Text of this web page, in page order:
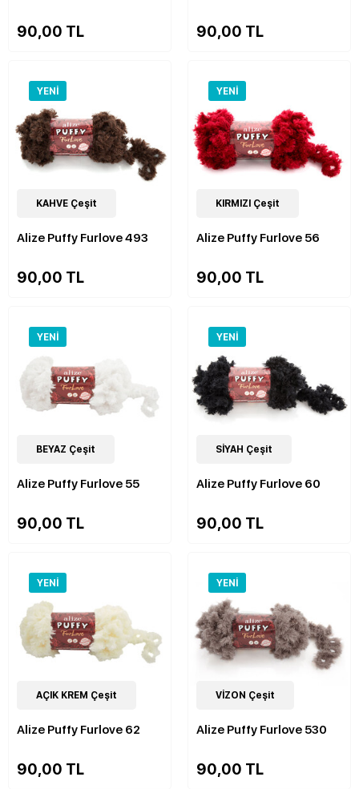
90,00 TL 90,00 TL
YENI
9Çeşit
KAHVE Çeşit
Alize Puffy Furlove 493
90,00 TL
YENI
9 Çeşit
KIRMIZI Çeşit
Alize Puffy Furlove 56
90,00 TL
YENI
9Çeşit
BEYAZ Çeşit
Alize Puffy Furlove 55
90,00 TL
YENI
9 Çeşit
SİYAH Çeşit
Alize Puffy Furlove 60
90,00 TL
YENI
9Çeşit
AÇIK KREM Çeşit
Alize Puffy Furlove 62
90,00 TL
YENI
9 Çeşit
VİZON Çeşit
Alize Puffy Furlove 530
90,00 TL